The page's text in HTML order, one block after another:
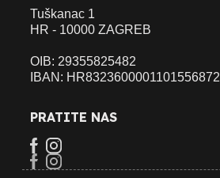
Tuškanac 1
HR - 10000 ZAGREB
OIB: 29355825482
IBAN: HR8323600001101556872
PRATITE NAS